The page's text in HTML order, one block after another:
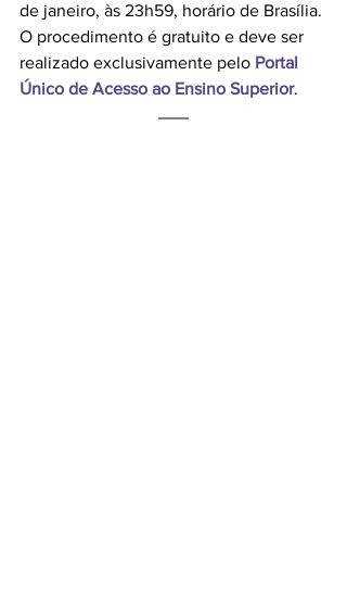
de janeiro, às 23h59, horário de Brasília.
O procedimento é gratuito e deve ser
realizado exclusivamente pelo Portal
Único de Acesso ao Ensino Superior.